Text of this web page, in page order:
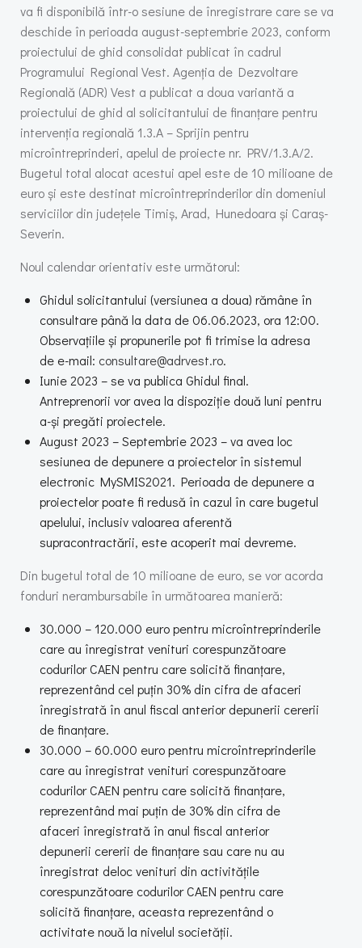
va fi disponibilă într-o sesiune de înregistrare care se va
deschide în perioada august-septembrie 2023, conform
proiectului de ghid consolidat publicat în cadrul
Programului Regional Vest. Agenția de Dezvoltare
Regională (ADR) Vest a publicat a doua variantă a
proiectului de ghid al solicitantului de finanțare pentru
intervenția regională 1.3.A – Sprijin pentru
microîntreprinderi, apelul de proiecte nr. PRV/1.3.A/2.
Bugetul total alocat acestui apel este de 10 milioane de
euro și este destinat microîntreprinderilor din domeniul
serviciilor din județele Timiș, Arad, Hunedoara și Caraș-
Severin.
Noul calendar orientativ este următorul:
Ghidul solicitantului (versiunea a doua) rămâne în
consultare până la data de 06.06.2023, ora 12:00.
Observațiile și propunerile pot fi trimise la adresa
de e-mail: consultare@adrvest.ro.
Iunie 2023 – se va publica Ghidul final.
Antreprenorii vor avea la dispoziție două luni pentru
a-și pregăti proiectele.
August 2023 – Septembrie 2023 – va avea loc
sesiunea de depunere a proiectelor în sistemul
electronic MySMIS2021. Perioada de depunere a
proiectelor poate fi redusă în cazul în care bugetul
apelului, inclusiv valoarea aferentă
supracontractării, este acoperit mai devreme.
Din bugetul total de 10 milioane de euro, se vor acorda
fonduri nerambursabile în următoarea manieră:
30.000 – 120.000 euro pentru microîntreprinderile
care au înregistrat venituri corespunzătoare
codurilor CAEN pentru care solicită finanțare,
reprezentând cel puțin 30% din cifra de afaceri
înregistrată în anul fiscal anterior depunerii cererii
de finanțare.
30.000 – 60.000 euro pentru microîntreprinderile
care au înregistrat venituri corespunzătoare
codurilor CAEN pentru care solicită finanțare,
reprezentând mai puțin de 30% din cifra de
afaceri înregistrată în anul fiscal anterior
depunerii cererii de finanțare sau care nu au
înregistrat deloc venituri din activitățile
corespunzătoare codurilor CAEN pentru care
solicită finanțare, aceasta reprezentând o
activitate nouă la nivelul societății.